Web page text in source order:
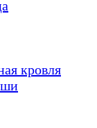
кровля